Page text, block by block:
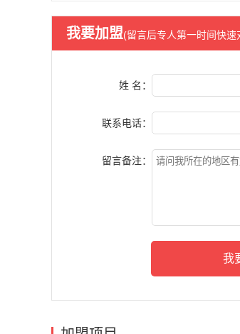
我要加盟(留言后专人第一时间快速
姓 名：
联系电话：
留言备注：